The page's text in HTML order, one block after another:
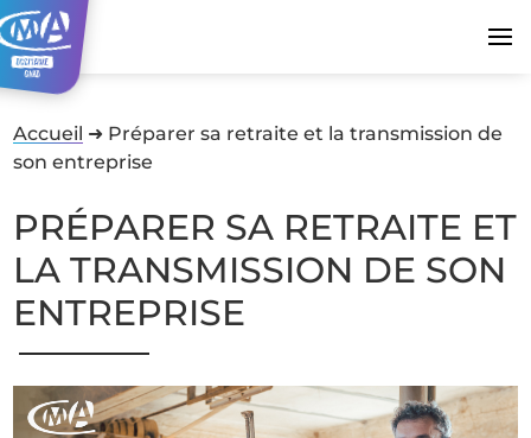
Accueil ➜ Préparer sa retraite et la transmission de
son entreprise
PRÉPARER SA RETRAITE ET
LA TRANSMISSION DE SON
ENTREPRISE